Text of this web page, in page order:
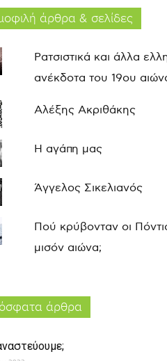
άρθρα & σελίδες
Ρατσιστικά και άλλα
ανέκδοτα του 19ου
Αλέξης Ακριθάκης
Η αγάπη μας
Άγγελος Σικελιανός
Πού κρύβονταν οι
μισόν αιώνα;
άρθρα